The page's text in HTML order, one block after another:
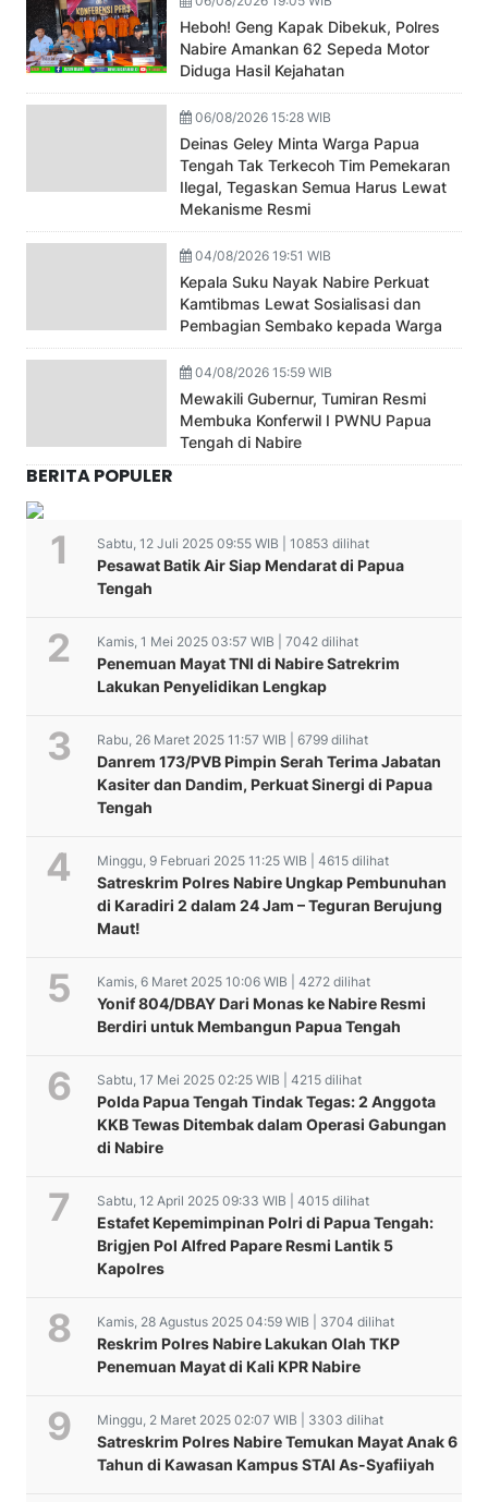
Heboh! Geng Kapak Dibekuk, Polres
Nabire Amankan 62 Sepeda Motor
Diduga Hasil Kejahatan
06/08/2026 15:28 WIB
Deinas Geley Minta Warga Papua
Tengah Tak Terkecoh Tim Pemekaran
Ilegal, Tegaskan Semua Harus Lewat
Mekanisme Resmi
04/08/2026 19:51 WIB
Kepala Suku Nayak Nabire Perkuat
Kamtibmas Lewat Sosialisasi dan
Pembagian Sembako kepada Warga
04/08/2026 15:59 WIB
Mewakili Gubernur, Tumiran Resmi
Membuka Konferwil I PWNU Papua
Tengah di Nabire
BERITA POPULER
Sabtu, 12 Juli 2025 09:55 WIB | 10853 dilihat
Pesawat Batik Air Siap Mendarat di Papua
Tengah
Kamis, 1 Mei 2025 03:57 WIB | 7042 dilihat
Penemuan Mayat TNI di Nabire Satrekrim
Lakukan Penyelidikan Lengkap
Rabu, 26 Maret 2025 11:57 WIB | 6799 dilihat
Danrem 173/PVB Pimpin Serah Terima Jabatan
Kasiter dan Dandim, Perkuat Sinergi di Papua
Tengah
Minggu, 9 Februari 2025 11:25 WIB | 4615 dilihat
Satreskrim Polres Nabire Ungkap Pembunuhan
di Karadiri 2 dalam 24 Jam – Teguran Berujung
Maut!
Kamis, 6 Maret 2025 10:06 WIB | 4272 dilihat
Yonif 804/DBAY Dari Monas ke Nabire Resmi
Berdiri untuk Membangun Papua Tengah
Sabtu, 17 Mei 2025 02:25 WIB | 4215 dilihat
Polda Papua Tengah Tindak Tegas: 2 Anggota
KKB Tewas Ditembak dalam Operasi Gabungan
di Nabire
Sabtu, 12 April 2025 09:33 WIB | 4015 dilihat
Estafet Kepemimpinan Polri di Papua Tengah:
Brigjen Pol Alfred Papare Resmi Lantik 5
Kapolres
Kamis, 28 Agustus 2025 04:59 WIB | 3704 dilihat
Reskrim Polres Nabire Lakukan Olah TKP
Penemuan Mayat di Kali KPR Nabire
Minggu, 2 Maret 2025 02:07 WIB | 3303 dilihat
Satreskrim Polres Nabire Temukan Mayat Anak 6
Tahun di Kawasan Kampus STAI As-Syafiiyah